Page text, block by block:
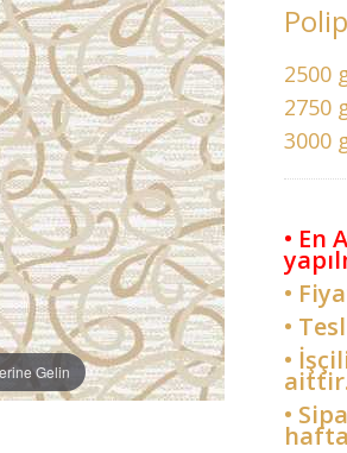
Gelin
2500
2750
3000
• En
•
•
•
•